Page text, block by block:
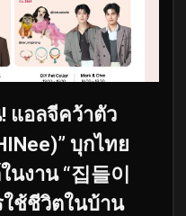
แอลจีคว้าตัว
บุกไทย
งาน “집들이
ใช้ชีวิตในบ้าน